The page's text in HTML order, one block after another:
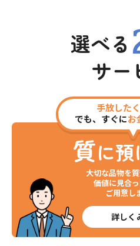
選べる
サー
手放した
でも、すぐにお
質に
大切な品物を
価値に見合
ご用意し
詳しく